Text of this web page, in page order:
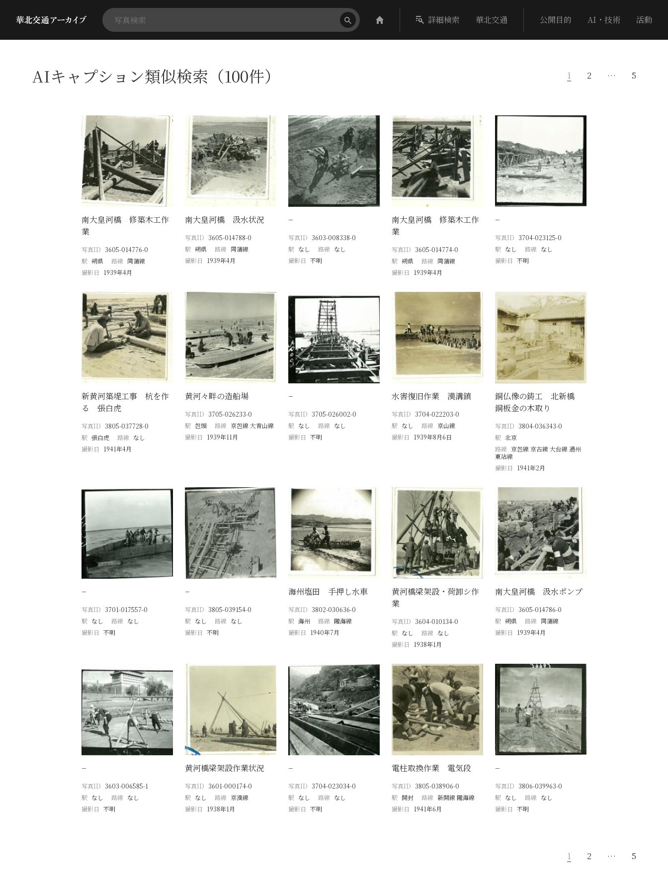
詳細検索 華北交通 公開目的 AI・技術 活動
AIキャプション類似検索（100件） 1 2 … 5
南大皇河橋 修築木工作
業
写真ID 3605-014776-0
駅 朔県 路線 同蒲線
撮影日
1939年4月
南大皇河橋 汲水状況
写真ID 3605-014788-0
駅 朔県 路線 同蒲線
撮影日
1939年4月
−
写真ID 3603-008338-0
駅 なし 路線 なし
撮影日 不明
南大皇河橋 修築木工作
業
写真ID 3605-014774-0
駅 朔県 路線 同蒲線
撮影日
1939年4月
−
写真ID 3704-023125-0
駅 なし 路線 なし
撮影日 不明
新黄河築堤工事 杭を作
る 張白虎
写真ID 3805-037728-0
駅 張白虎 路線 なし
撮影日
1941年4月
黄河々畔の造船場
写真ID 3705-026233-0
駅 包頭 路線 京包線 大青山線
撮影日
1939年11月
−
写真ID 3705-026002-0
駅 なし 路線 なし
撮影日 不明
水害復旧作業 漢溝鎮
写真ID 3704-022203-0
駅 なし 路線 京山線
撮影日
1939年8月6日
銅仏像の鋳工 北新橋
銅板金の木取り
写真ID 3804-036343-0
駅 北京
路線 京包線 京古線 大台線 通州
東站線
撮影日
1941年2月
−
写真ID 3701-017557-0
駅 なし 路線 なし
撮影日 不明
−
写真ID 3805-039154-0
駅 なし 路線 なし
撮影日 不明
海州塩田 手押し水車
写真ID 3802-030636-0
駅 海州 路線 隴海線
撮影日
1940年7月
黄河橋梁架設・荷卸シ作
業
写真ID 3604-010134-0
駅 なし 路線 なし
撮影日
1938年1月
南大皇河橋 汲水ポンプ
写真ID 3605-014786-0
駅 朔県 路線 同蒲線
撮影日
1939年4月
−
写真ID 3603-006585-1
駅 なし 路線 なし
撮影日 不明
黄河橋梁架設作業状況
写真ID 3601-000174-0
駅 なし 路線 京漢線
撮影日
1938年1月
−
写真ID 3704-023034-0
駅 なし 路線 なし
撮影日 不明
電柱取換作業 電気段
写真ID 3805-038906-0
駅 開封 路線 新開線 隴海線
撮影日
1941年6月
−
写真ID 3806-039963-0
駅 なし 路線 なし
撮影日 不明
1 2 … 5